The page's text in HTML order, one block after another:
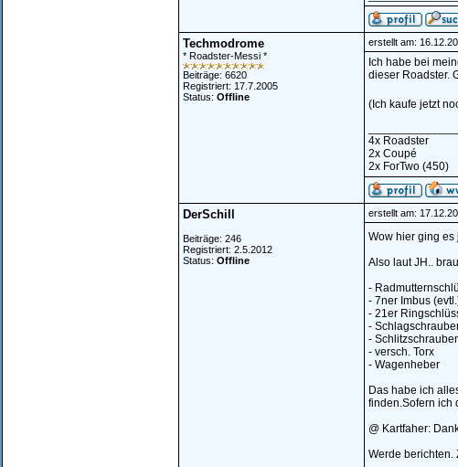
Techmodrome
* Roadster-Messi *
Beiträge: 6620
Registriert: 17.7.2005
Status: Offline
erstellt am:
Ich habe bei
dieser Roadster.
(Ich kaufe jetzt
4x Roadster
2x Coupé
2x ForTwo (450)
DerSchill
Beiträge: 246
Registriert: 2.5.2012
Status: Offline
erstellt am:
Wow hier ging es
Also laut JH..
-
- 7ner Imbus
- 21er
-
-
- versch. Torx
- Wagenheber
Das habe ich
finden.Sofern ich
@ Kartfaher:
Werde berichten.